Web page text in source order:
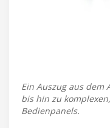
Ein Auszug aus dem
bis hin zu
Bedienpanels.